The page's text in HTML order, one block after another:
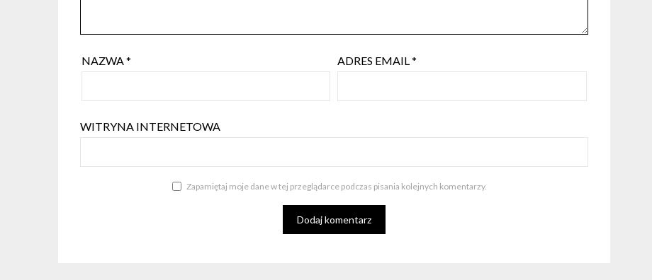
NAZWA* ADRES EMAIL*
WITRYNA INTERNETOWA
Zapamiętaj moje dane w tej przeglądarce podczas pisania kolejnych komentarzy.